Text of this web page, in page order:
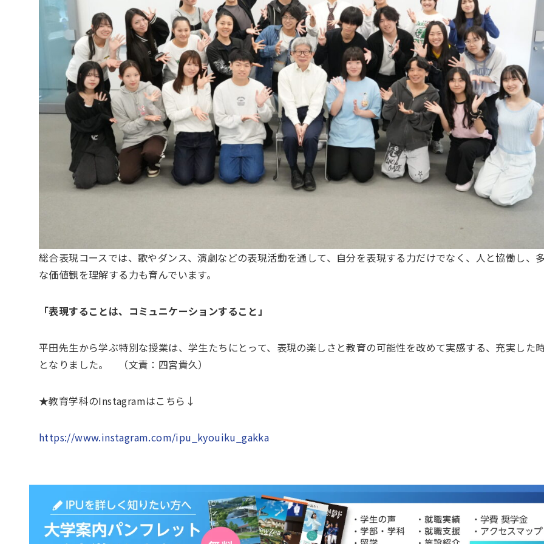
総合表現コースでは、歌やダンス、演劇などの表現活動を通して、自分を表現する力だけでなく、人と協働し、
な価値観を理解する力も育んでいます。
「表現することは、コミュニケーションすること」
平田先生から学ぶ特別な授業は、学生たちにとって、表現の楽しさと教育の可能性を改めて実感する、充実した
となりました。 （文責：四宮貴久）
★教育学科のInstagramはこちら↓
https://www.instagram.com/ipu_kyouiku_gakka